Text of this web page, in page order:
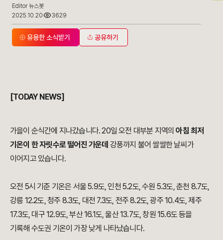
Editor 뉴스봇
2025.10.20
3629
유용한 소식받기 공유하기
[TODAY NEWS]
가을이 순식간에 지나갔습니다. 20일 오전 대부분 지역의아침 최저
기온이 한 자릿수로 떨어진 가운데 강풍까지 불어 쌀쌀한 날씨가
이어지고 있습니다.
오전 5시 기준 기온은 서울 5.9도, 인천 5.2도, 수원 5.3도, 춘천 8.7도,
강릉 12.2도, 청주 8.3도, 대전 7.3도, 전주 8.2도, 광주 10.4도, 제주
17.3도, 대구 12.9도, 부산 16.1도, 울산 13.7도, 창원 15.6도 등을
기록해 수도권 기온이 가장 낮게 나타났습니다.